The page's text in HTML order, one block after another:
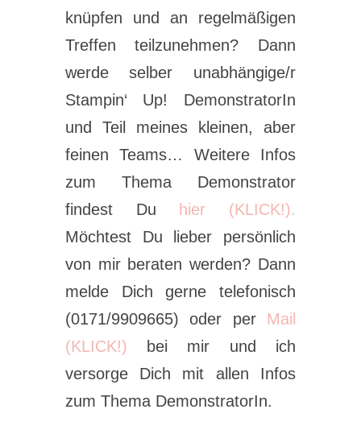
knüpfen und an regelmäßigen
Treffen teilzunehmen? Dann
werde selber unabhängige/r
Stampin‘ Up! DemonstratorIn
und Teil meines kleinen, aber
feinen Teams… Weitere Infos
zum Thema Demonstrator
findest Du
hier (KLICK!).
Möchtest Du lieber persönlich
von mir beraten werden? Dann
melde Dich gerne telefonisch
(0171/9909665) oder per Mail
(KLICK!) bei mir und ich
versorge Dich mit allen Infos
zum Thema DemonstratorIn.